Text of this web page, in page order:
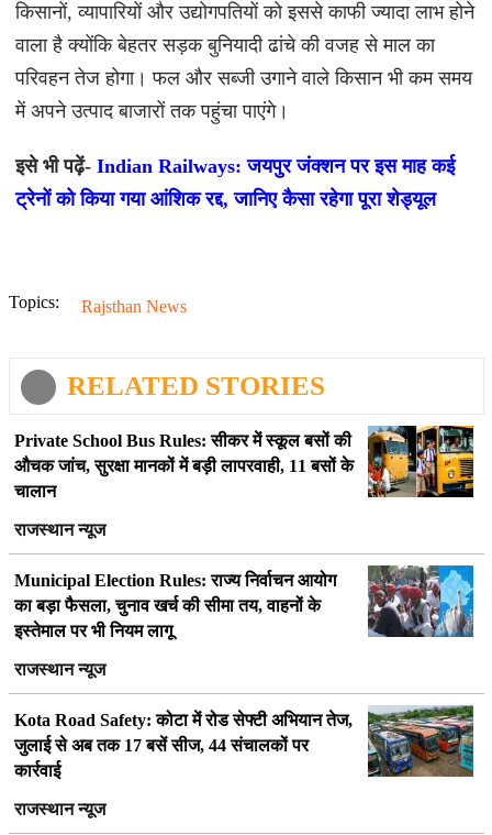
किसानों, व्यापारियों और उद्योगपतियों को इससे काफी ज्यादा लाभ होने
वाला है क्योंकि बेहतर सड़क बुनियादी ढांचे की वजह से माल का
परिवहन तेज होगा। फल और सब्जी उगाने वाले किसान भी कम समय
में अपने उत्पाद बाजारों तक पहुंचा पाएंगे।
इसे भी पढ़ें- Indian Railways: जयपुर जंक्शन पर इस माह कई
ट्रेनों को किया गया आंशिक रद्द, जानिए कैसा रहेगा पूरा शेड्यूल
Topics: Rajsthan News
RELATED STORIES
Private School Bus Rules: सीकर में स्कूल बसों की
औचक जांच, सुरक्षा मानकों में बड़ी लापरवाही, 11 बसों के
चालान
राजस्थान न्यूज
Municipal Election Rules: राज्य निर्वाचन आयोग
का बड़ा फैसला, चुनाव खर्च की सीमा तय, वाहनों के
इस्तेमाल पर भी नियम लागू
राजस्थान न्यूज
Kota Road Safety: कोटा में रोड सेफ्टी अभियान तेज,
जुलाई से अब तक 17 बसें सीज, 44 संचालकों पर
कार्रवाई
राजस्थान न्यूज